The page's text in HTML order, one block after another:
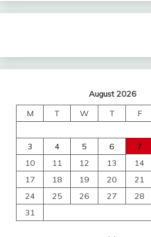
August 2026
M
T W T F
3
4 5 6 7
10
11 12 13 14
17
18 19 20 21
24
25 26 27 28
31